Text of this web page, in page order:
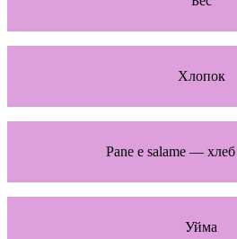
Хлопок
Pane e salame — хлеб
Уйма